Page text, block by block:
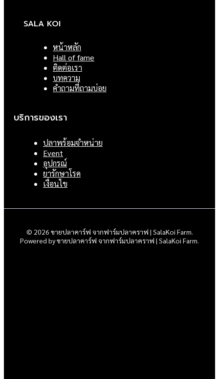
SALA KOI
หน้าหลัก
Hall of fame
ติดต่อเรา
บทความ
คำถามที่ถามบ่อย
บริการของเรา
ปลาพร้อมจำหน่าย
Event
อุปกรณ์
ยารักษาโรค
เงื่อนไข
© 2026 ขายปลาคาร์ฟ จากฟาร์มปลาคราฟ | SalaKoi Farm.
Powered by ขายปลาคาร์ฟ จากฟาร์มปลาคราฟ | SalaKoi Farm.